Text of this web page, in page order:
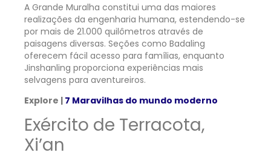
A Grande Muralha constitui uma das maiores
realizações da engenharia humana, estendendo-se
por mais de 21.000 quilômetros através de
paisagens diversas. Seções como Badaling
oferecem fácil acesso para famílias, enquanto
Jinshanling proporciona experiências mais
selvagens para aventureiros.
Explore | 7 Maravilhas do mundo moderno
Exército de Terracota,
Xi’an